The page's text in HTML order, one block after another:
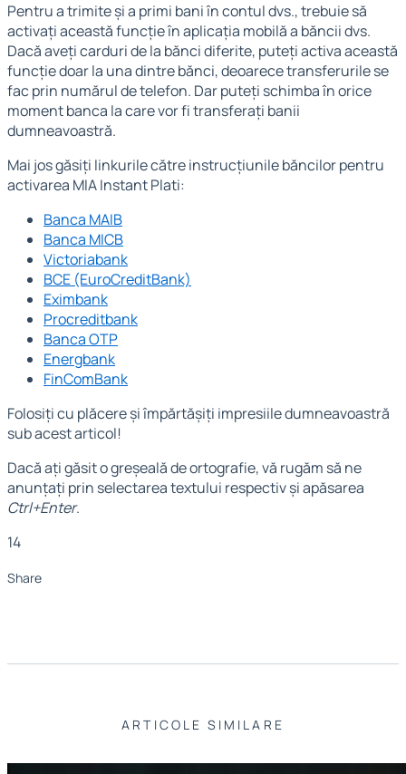
Pentru a trimite și a primi bani în contul dvs., trebuie să
activați această funcție în aplicația mobilă a băncii dvs.
Dacă aveți carduri de la bănci diferite, puteți activa această
funcție doar la una dintre bănci, deoarece transferurile se
fac prin numărul de telefon. Dar puteți schimba în orice
moment banca la care vor fi transferați banii
dumneavoastră.
Mai jos găsiți linkurile către instrucțiunile băncilor pentru
activarea MIA Instant Plati:
Banca MAIB
Banca MICB
Victoriabank
BCE (EuroCreditBank)
Eximbank
Procreditbank
Banca OTP
Energbank
FinComBank
Folosiți cu plăcere și împărtășiți impresiile dumneavoastră
sub acest articol!
Dacă ați găsit o greșeală de ortografie, vă rugăm să ne
anunțați prin selectarea textului respectiv și apăsarea
Ctrl+Enter.
14
Share
ARTICOLE SIMILARE